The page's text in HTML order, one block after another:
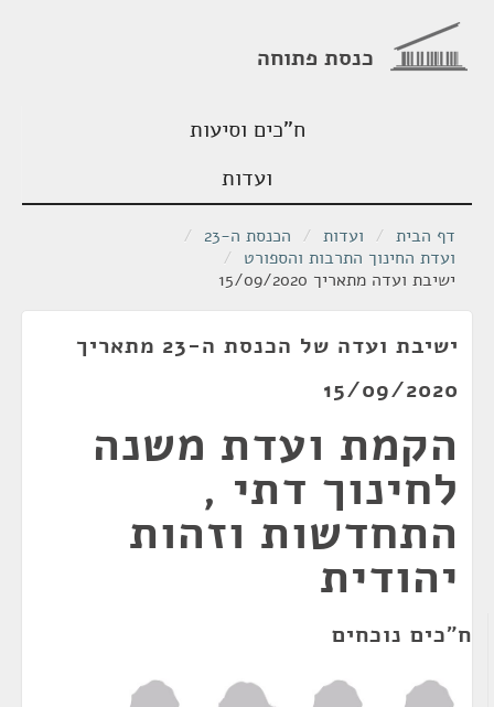
כנסת פתוחה
ח"כים וסיעות
ועדות
דף הבית / ועדות / הכנסת ה-23
/
ועדת החינוך התרבות והספורט /
ישיבת ועדה מתאריך 15/09/2020
ישיבת ועדה של הכנסת ה-23 מתאריך
15/09/2020
הקמת ועדת משנה
לחינוך דתי ,
התחדשות וזהות
יהודית
ח"כים נוכחים